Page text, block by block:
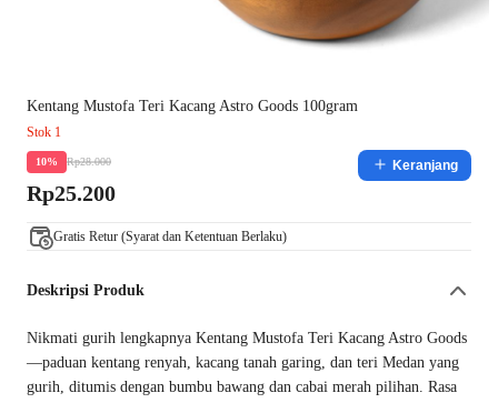
Kentang Mustofa Teri Kacang Astro Goods 100gram
Stok 1
10% Rp28.000
Rp25.200
Keranjang
Gratis Retur (Syarat dan Ketentuan Berlaku)
Deskripsi Produk
Nikmati gurih lengkapnya Kentang Mustofa Teri Kacang Astro Goods
—paduan kentang renyah, kacang tanah garing, dan teri Medan yang
gurih, ditumis dengan bumbu bawang dan cabai merah pilihan. Rasa